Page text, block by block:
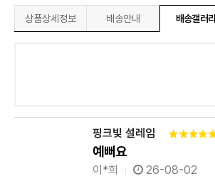
상품상세정보 배송안내 배송갤러리
핑크빛 설레임
예뻐요
이*희 26-08-02